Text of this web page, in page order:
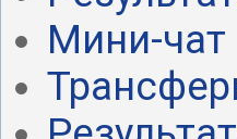
Мини-чат